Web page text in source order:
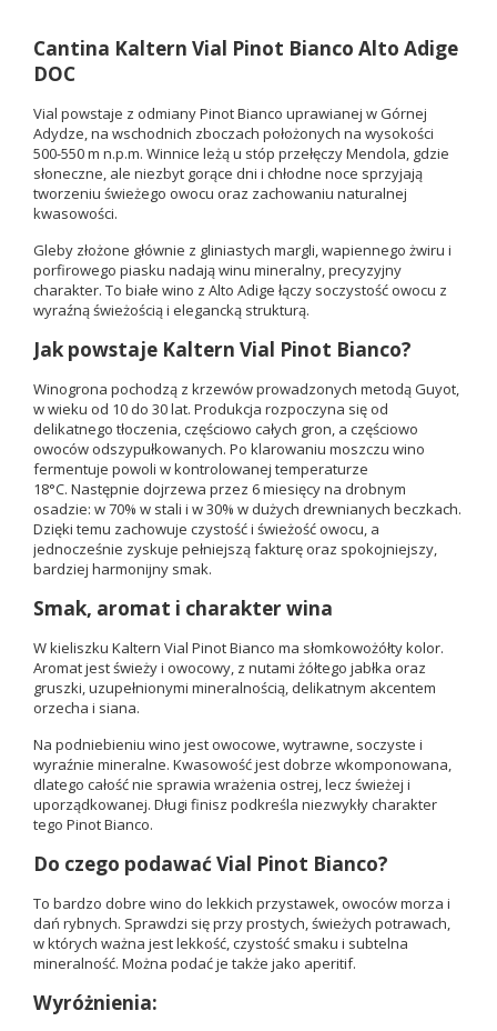
Cantina Kaltern Vial Pinot Bianco Alto Adige
DOC
Vial powstaje z odmiany Pinot Bianco uprawianej w Górnej
Adydze, na wschodnich zboczach położonych na wysokości
500-550 m n.p.m. Winnice leżą u stóp przełęczy Mendola, gdzie
słoneczne, ale niezbyt gorące dni i chłodne noce sprzyjają
tworzeniu świeżego owocu oraz zachowaniu naturalnej
kwasowości.
Gleby złożone głównie z gliniastych margli, wapiennego żwiru i
porfirowego piasku nadają winu mineralny, precyzyjny
charakter. To białe wino z Alto Adige łączy soczystość owocu z
wyraźną świeżością i elegancką strukturą.
Jak powstaje Kaltern Vial Pinot Bianco?
Winogrona pochodzą z krzewów prowadzonych metodą Guyot,
w wieku od 10 do 30 lat. Produkcja rozpoczyna się od
delikatnego tłoczenia, częściowo całych gron, a częściowo
owoców odszypułkowanych. Po klarowaniu moszczu wino
fermentuje powoli w kontrolowanej temperaturze
18°C. Następnie dojrzewa przez 6 miesięcy na drobnym
osadzie: w 70% w stali i w 30% w dużych drewnianych beczkach.
Dzięki temu zachowuje czystość i świeżość owocu, a
jednocześnie zyskuje pełniejszą fakturę oraz spokojniejszy,
bardziej harmonijny smak.
Smak, aromat i charakter wina
W kieliszku Kaltern Vial Pinot Bianco ma słomkowożółty kolor.
Aromat jest świeży i owocowy, z nutami żółtego jabłka oraz
gruszki, uzupełnionymi mineralnością, delikatnym akcentem
orzecha i siana.
Na podniebieniu wino jest owocowe, wytrawne, soczyste i
wyraźnie mineralne. Kwasowość jest dobrze wkomponowana,
dlatego całość nie sprawia wrażenia ostrej, lecz świeżej i
uporządkowanej. Długi finisz podkreśla niezwykły charakter
tego Pinot Bianco.
Do czego podawać Vial Pinot Bianco?
To bardzo dobre wino do lekkich przystawek, owoców morza i
dań rybnych. Sprawdzi się przy prostych, świeżych potrawach,
w których ważna jest lekkość, czystość smaku i subtelna
mineralność. Można podać je także jako aperitif.
Wyróżnienia: